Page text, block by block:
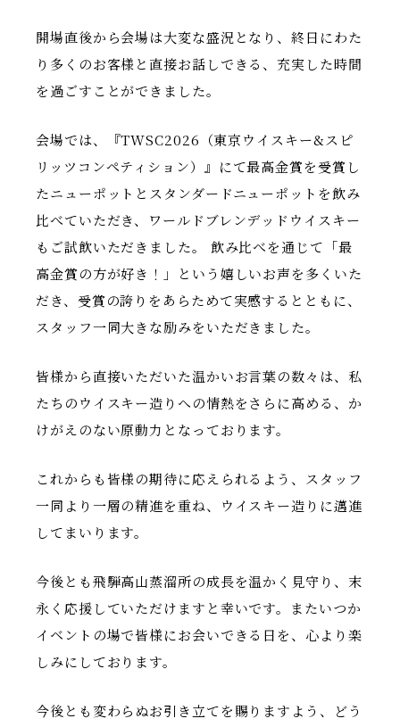
開場直後から会場は大変な盛況となり、終日にわた
り多くのお客様と直接お話しできる、充実した時間
を過ごすことができました。
会場では、『TWSC2026（東京ウイスキー&スピ
リッツコンペティション）』にて最高金賞を受賞し
たニューポットとスタンダードニューポットを飲み
比べていただき、ワールドブレンデッドウイスキー
もご試飲いただきました。 飲み比べを通じて「最
高金賞の方が好き！」という嬉しいお声を多くいた
だき、受賞の誇りをあらためて実感するとともに、
スタッフ一同大きな励みをいただきました。
皆様から直接いただいた温かいお言葉の数々は、私
たちのウイスキー造りへの情熱をさらに高める、か
けがえのない原動力となっております。
これからも皆様の期待に応えられるよう、スタッフ
一同より一層の精進を重ね、ウイスキー造りに邁進
してまいります。
今後とも飛騨高山蒸溜所の成長を温かく見守り、末
永く応援していただけますと幸いです。またいつか
イベントの場で皆様にお会いできる日を、心より楽
しみにしております。
今後とも変わらぬお引き立てを賜りますよう、どう